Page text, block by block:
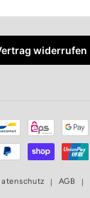
widerrufen
AGB